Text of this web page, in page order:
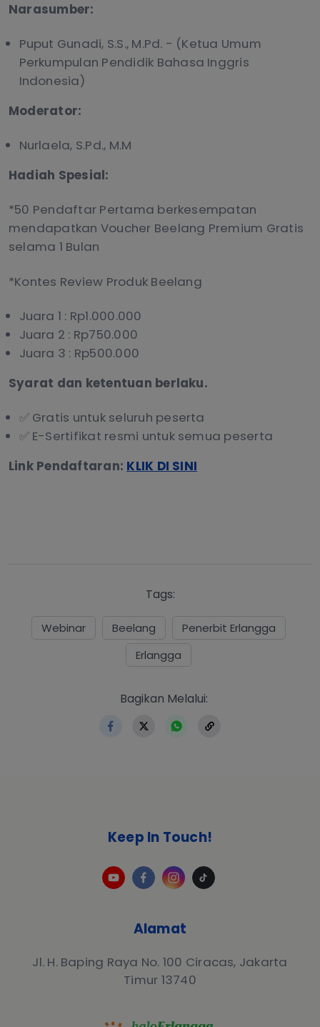
Narasumber:
Puput Gunadi, S.S., M.Pd. - (Ketua Umum
Perkumpulan Pendidik Bahasa Inggris
Indonesia)
Moderator:
Nurlaela, S.Pd., M.M
Hadiah Spesial:
*50 Pendaftar Pertama berkesempatan
mendapatkan Voucher Beelang Premium Gratis
selama 1 Bulan
*Kontes Review Produk Beelang
Juara 1 : Rp1.000.000
Juara 2 : Rp750.000
Juara 3 : Rp500.000
Syarat dan ketentuan berlaku.
✅ Gratis untuk seluruh peserta
✅ E-Sertifikat resmi untuk semua peserta
Link Pendaftaran: KLIK DI SINI
Tags:
Webinar Beelang
Penerbit Erlangga
Erlangga
https://
Bagikan Melalui:
Alamat
Jl. H. Baping Raya No. 100 Ciracas, Jakarta
Timur 13740
Keep In Touch!